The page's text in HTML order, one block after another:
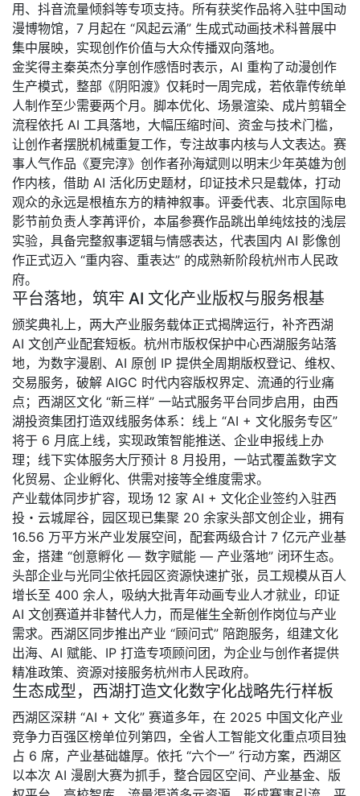
用、抖音流量倾斜等专项支持。所有获奖作品将入驻中国动
漫博物馆，7 月起在 “风起云涌” 生成式动画技术科普展中
集中展映，实现创作价值与大众传播双向落地。
金奖得主秦英杰分享创作感悟时表示，AI 重构了动漫创作
生产模式，整部《阴阳渡》仅耗时一周完成，若依靠传统单
人制作至少需要两个月。脚本优化、场景渲染、成片剪辑全
流程依托 AI 工具落地，大幅压缩时间、资金与技术门槛，
让创作者摆脱机械重复工作，专注故事内核与人文表达。赛
事人气作品《夏完淳》创作者孙海斌则以明末少年英雄为创
作内核，借助 AI 活化历史题材，印证技术只是载体，打动
观众的永远是根植东方的精神叙事。评委代表、北京国际电
影节前负责人李苒评价，本届参赛作品跳出单纯炫技的浅层
实验，具备完整叙事逻辑与情感表达，代表国内 AI 影像创
作正式迈入 “重内容、重表达” 的成熟新阶段杭州市人民政
府。
平台落地，筑牢 AI 文化产业版权与服务根基
颁奖典礼上，两大产业服务载体正式揭牌运行，补齐西湖
AI 文创产业配套短板。杭州市版权保护中心西湖服务站落
地，为数字漫剧、AI 原创 IP 提供全周期版权登记、维权、
交易服务，破解 AIGC 时代内容版权界定、流通的行业痛
点；西湖区文化 “新三样” 一站式服务平台同步启用，由西
湖投资集团打造双线服务体系：线上 “AI + 文化服务专区”
将于 6 月底上线，实现政策智能推送、企业申报线上办
理；线下实体服务大厅预计 8 月投用，一站式覆盖数字文
化贸易、企业孵化、供需对接等全维度需求。
产业载体同步扩容，现场 12 家 AI + 文化企业签约入驻西
投・云城犀谷，园区现已集聚 20 余家头部文创企业，拥有
16.56 万平方米产业发展空间，配套两级合计 7 亿元产业基
金，搭建 “创意孵化 — 数字赋能 — 产业落地” 闭环生态。
头部企业与光同尘依托园区资源快速扩张，员工规模从百人
增长至 400 余人，吸纳大批青年动画专业人才就业，印证
AI 文创赛道并非替代人力，而是催生全新创作岗位与产业
需求。西湖区同步推出产业 “顾问式” 陪跑服务，组建文化
出海、AI 赋能、IP 打造专项顾问团，为企业与创作者提供
精准政策、资源对接服务杭州市人民政府。
生态成型，西湖打造文化数字化战略先行样板
西湖区深耕 “AI + 文化” 赛道多年，在 2025 中国文化产业
竞争力百强区榜单位列第四，全省人工智能文化重点项目独
占 6 席，产业基础雄厚。依托 “六个一” 行动方案，西湖区
以本次 AI 漫剧大赛为抓手，整合园区空间、产业基金、版